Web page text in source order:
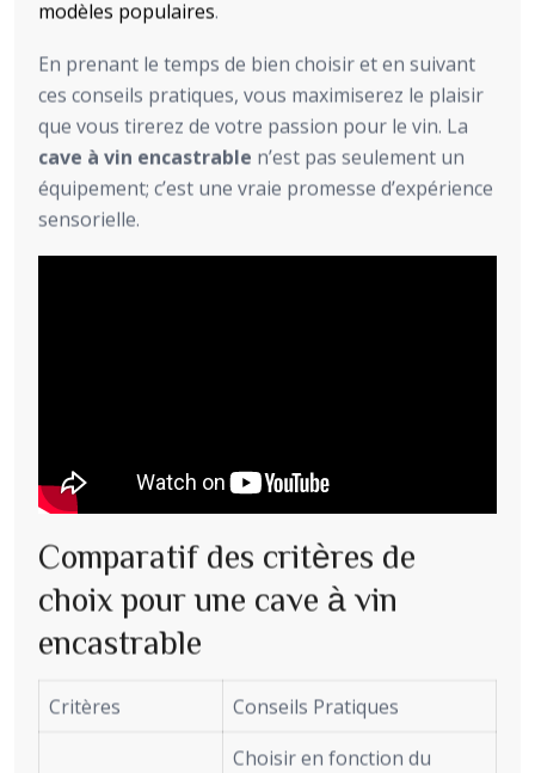
modèles populaires.
En prenant le temps de bien choisir et en suivant
ces conseils pratiques, vous maximiserez le plaisir
que vous tirerez de votre passion pour le vin. La
cave à vin encastrable n’est pas seulement un
équipement; c’est une vraie promesse d’expérience
sensorielle.
Comparatif des critères de
choix pour une cave à vin
encastrable
Critères Conseils Pratiques
Choisir en fonction du